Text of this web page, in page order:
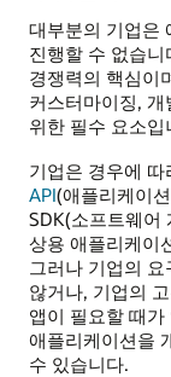
대부분의 기업은
진행할 수 없습
경쟁력의 핵심이
커스터마이징,
위한 필수 요소입
기업은 경우에
API(애플리케이
SDK(소프트웨어
상용 애플리케이
그러나 기업의
않거나, 기업의
앱이 필요할 때
애플리케이션을
수 있습니다.